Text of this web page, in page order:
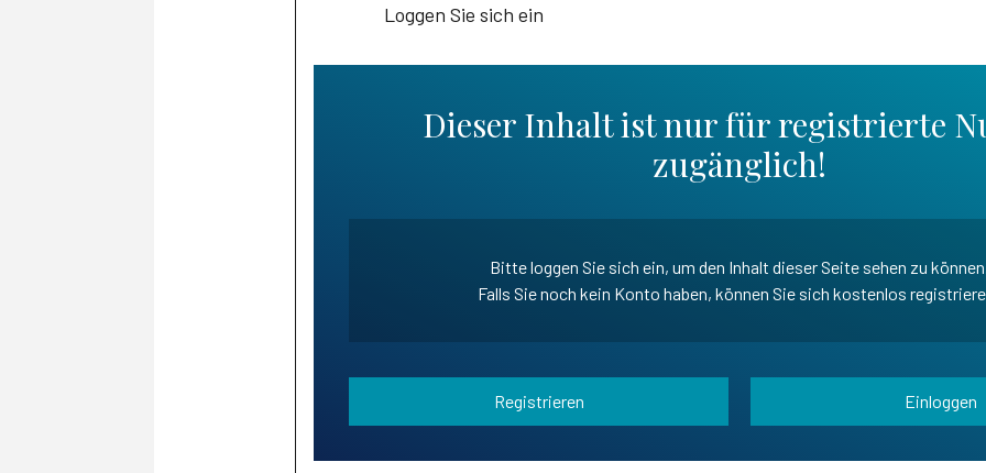
Loggen Sie sich ein
Dieser Inhalt ist nur für registrierte
zugänglich!
Bitte loggen Sie sich ein, um den Inhalt dieser Seite sehen zu
Falls Sie noch kein Konto haben, können Sie sich kostenlos
Registrieren Einloggen